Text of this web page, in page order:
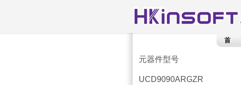
元器件型号
UCD9090ARGZR